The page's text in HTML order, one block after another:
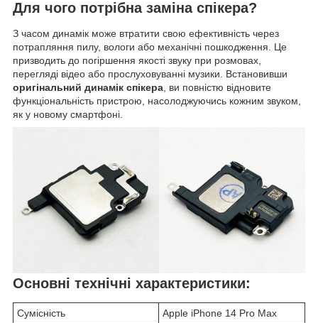
Для чого потрібна заміна спікера?
З часом динамік може втратити свою ефективність через
потрапляння пилу, вологи або механічні пошкодження. Це
призводить до погіршення якості звуку при розмовах,
перегляді відео або прослуховуванні музики. Встановивши
оригінальний динамік спікера , ви повністю відновите
функціональність пристрою, насолоджуючись кожним звуком,
як у новому смартфоні.
Основні технічні характеристики:
Сумісність
Apple iPhone 14 Pro Max